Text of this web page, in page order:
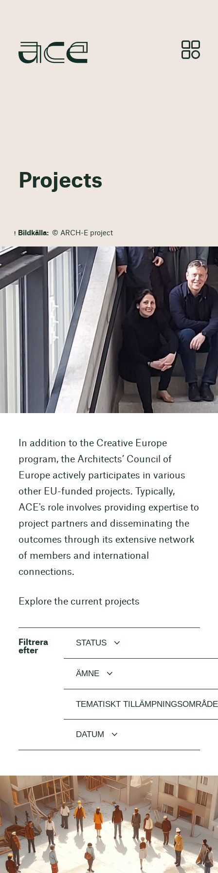
Projects
Bildkälla: © ARCH-E project
In addition to the Creative Europe
program, the Architects’ Council of
Europe actively participates in various
other EU-funded projects. Typically,
ACE's role involves providing expertise to
project partners and disseminating the
outcomes through its extensive network
of members and international
connections.
Explore the current projects
Filtrera
efter
STATUS
ÄMNE
TEMATISKT
DATUM